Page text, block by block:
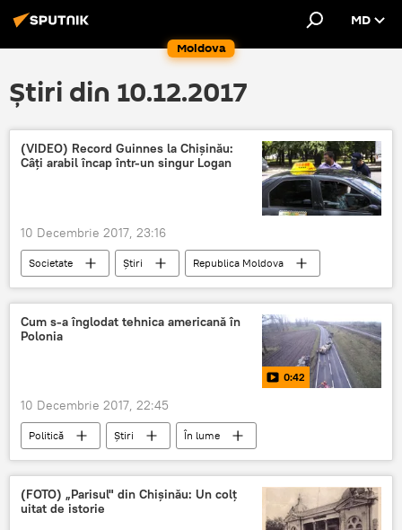
Moldova
MD
Știri din 10.12.2017
(VIDEO) Record Guinnes la Chișinău:
Câți arabil încap într-un singur Logan
10 Decembrie 2017, 23:16
Societate Știri
Republica Moldova
bulevardul Dacia
Chișinău
Dacia Logan
origine arabă arabi
Cum s-a înglodat tehnica americană în
Polonia
0:42
10 Decembrie 2017, 22:45
Politică Știri
În lume
Multimedia
Video
Polonia
noroi
(FOTO) „Parisul" din Chişinău: Un colţ
uitat de istorie